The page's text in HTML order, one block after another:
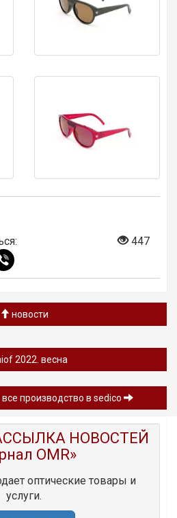
447
новости
2022. весна
производство в sedico
НОВОСТЕЙ
OMR»
оптические товары и
услуги.